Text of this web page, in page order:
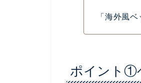
「海外風
ポイント①